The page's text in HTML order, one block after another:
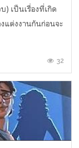
เป็นเรื่องที่เกิด
แต่งงานกันก่อนจะ
32